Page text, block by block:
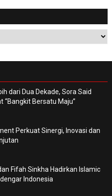
dari Dua Dekade, Sora Said
“Bangkit Bersatu Maju”
Perkuat Sinergi, Inovasi dan
Fifah Sinkha Hadirkan Islamic
Indonesia